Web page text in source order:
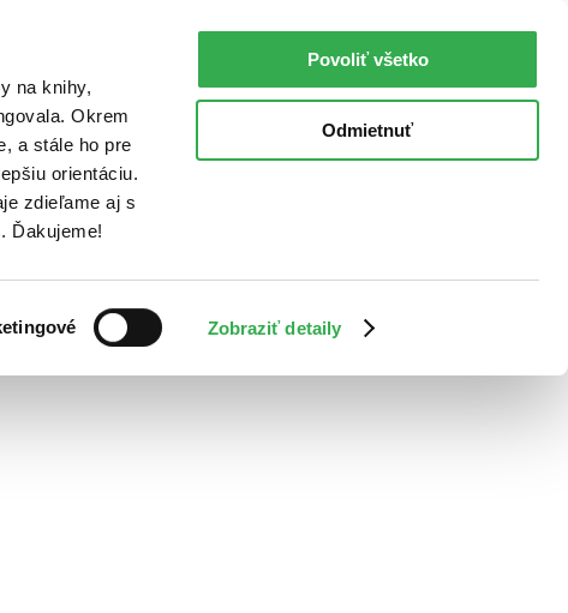
na knihy,
Okrem
a stále ho pre
orientáciu.
zdieľame aj s
Ďakujeme!
Zobraziť detaily
Povoliť všetko
Odmietnuť